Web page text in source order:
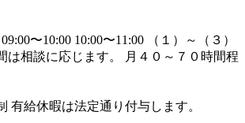
〜10:00 10:00〜11:00 （１）～（３）
は相談に応じます。 月４０～７０時間程
有給休暇は法定通り付与します。